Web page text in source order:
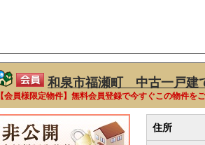
和泉市福瀬町 中古一戸建
【会員様限定物件】無料会員登録で今すぐこの物件を
住所